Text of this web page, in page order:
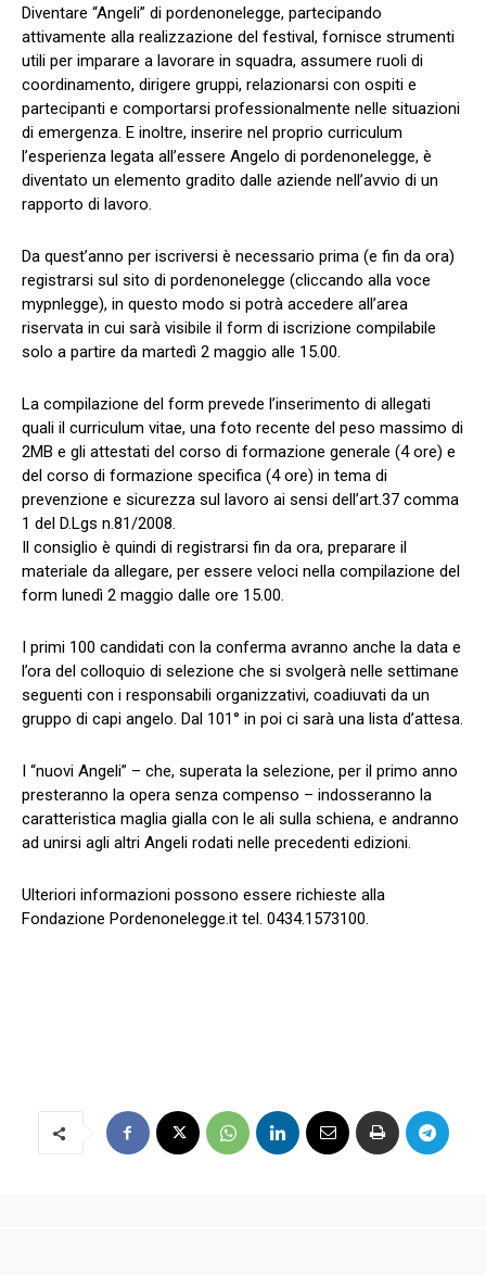
Diventare “Angeli” di pordenonelegge, partecipando
attivamente alla realizzazione del festival, fornisce strumenti
utili per imparare a lavorare in squadra, assumere ruoli di
coordinamento, dirigere gruppi, relazionarsi con ospiti e
partecipanti e comportarsi professionalmente nelle situazioni
di emergenza. E inoltre, inserire nel proprio curriculum
l’esperienza legata all’essere Angelo di pordenonelegge, è
diventato un elemento gradito dalle aziende nell’avvio di un
rapporto di lavoro.
Da quest’anno per iscriversi è necessario prima (e fin da ora)
registrarsi sul sito di pordenonelegge (cliccando alla voce
mypnlegge), in questo modo si potrà accedere all’area
riservata in cui sarà visibile il form di iscrizione compilabile
solo a partire da martedì 2 maggio alle 15.00.
La compilazione del form prevede l’inserimento di allegati
quali il curriculum vitae, una foto recente del peso massimo di
2MB e gli attestati del corso di formazione generale (4 ore) e
del corso di formazione specifica (4 ore) in tema di
prevenzione e sicurezza sul lavoro ai sensi dell’art.37 comma
1 del D.Lgs n.81/2008.
Il consiglio è quindi di registrarsi fin da ora, preparare il
materiale da allegare, per essere veloci nella compilazione del
form lunedì 2 maggio dalle ore 15.00.
I primi 100 candidati con la conferma avranno anche la data e
l’ora del colloquio di selezione che si svolgerà nelle settimane
seguenti con i responsabili organizzativi, coadiuvati da un
gruppo di capi angelo. Dal 101° in poi ci sarà una lista d’attesa.
I “nuovi Angeli” – che, superata la selezione, per il primo anno
presteranno la opera senza compenso – indosseranno la
caratteristica maglia gialla con le ali sulla schiena, e andranno
ad unirsi agli altri Angeli rodati nelle precedenti edizioni.
Ulteriori informazioni possono essere richieste alla
Fondazione Pordenonelegge.it tel. 0434.1573100.